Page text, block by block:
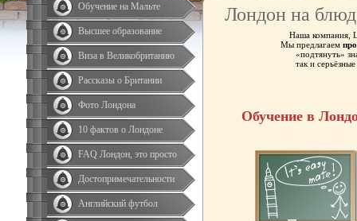
Обучение на Мальте
Высшее образование
Виза в Великобританию
Рассказы о Британии
Фото Лондона
10 фактов о Лондоне
FAQ Лондон, это просто
Достопримечательности
Английский футбол
Лондон на
Наша компания,
Мы предлагаем
«подтянуть»
так и
Обучение в